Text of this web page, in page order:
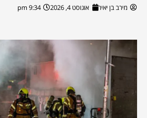
מירב בן יאיר אוגוסט 4, 2026 9:34 pm